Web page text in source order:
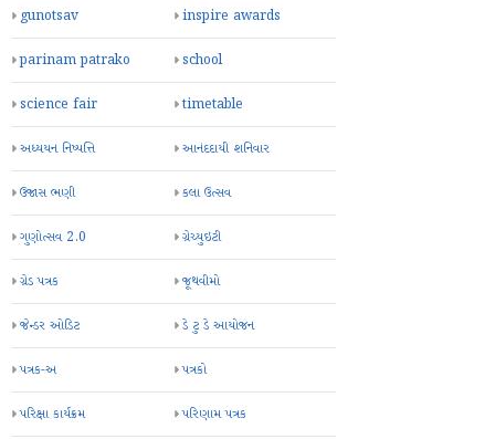
gunotsav inspire awards
parinam patrako school
science fair timetable
અધ્યયન નિષ્પત્તિ આનંદદાયી શનિવાર
ઉજાસ ભણી કલા ઉત્સવ
ગુણોત્સવ 2.0 ગ્રેચ્યુઇટી
ગ્રેડ પત્રક જૂથવીમો
જેન્ડર ઓડિટ ડે ટુ ડે આયોજન
પત્રક-અ પત્રકો
પરિક્ષા કાર્યક્રમ પરિણામ પત્રક